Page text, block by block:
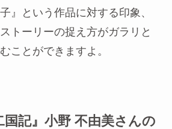
』という作品に対する印象、
トーリーの捉え方がガラリと
ことができますよ。
国記』小野 不由美さんの